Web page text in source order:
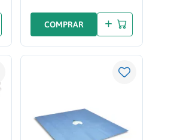
COMPRAR